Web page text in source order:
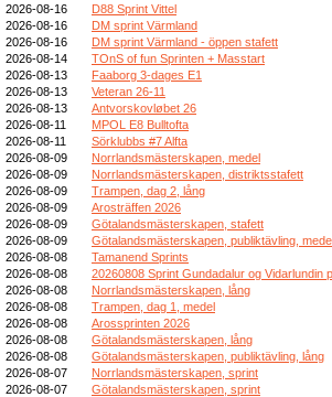
2026-08-16
D88 Sprint Vittel
2026-08-16
DM sprint Värmland
2026-08-16
DM sprint Värmland - öppen stafett
2026-08-14
TOnS of fun Sprinten + Masstart
2026-08-13
Faaborg 3-dages E1
2026-08-13
Veteran 26-11
2026-08-13
Antvorskovløbet 26
2026-08-11
MPOL E8 Bulltofta
2026-08-11
Sörklubbs #7 Alfta
2026-08-09
Norrlandsmästerskapen, medel
2026-08-09
Norrlandsmästerskapen, distriktsstafett
2026-08-09
Trampen, dag 2, lång
2026-08-09
Arosträffen 2026
2026-08-09
Götalandsmästerskapen, stafett
2026-08-09
Götalandsmästerskapen, publiktävling,
2026-08-08
Tamanend Sprints
2026-08-08
20260808 Sprint Gundadalur og Vidarlundin
2026-08-08
Norrlandsmästerskapen, lång
2026-08-08
Trampen, dag 1, medel
2026-08-08
Arossprinten 2026
2026-08-08
Götalandsmästerskapen, lång
2026-08-08
Götalandsmästerskapen, publiktävling, lång
2026-08-07
Norrlandsmästerskapen, sprint
2026-08-07
Götalandsmästerskapen, sprint